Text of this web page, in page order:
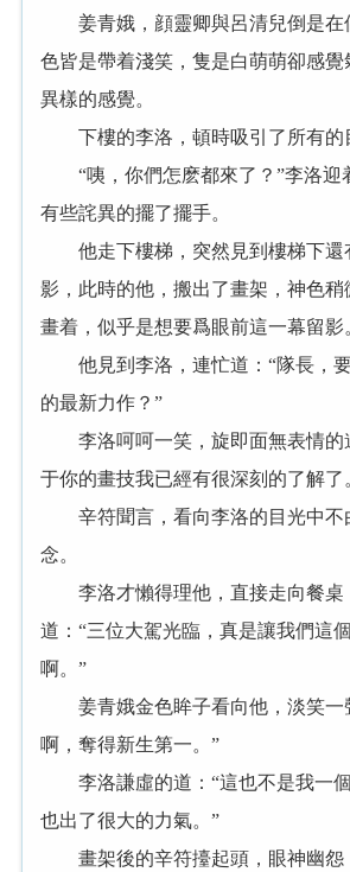
姜青娥，顔靈卿與呂清兒倒是在
色皆是帶着淺笑，隻是白萌萌卻感覺
異樣的感覺。
下樓的李洛，頓時吸引了所有的
“咦，你們怎麽都來了？”李洛迎
有些詫異的擺了擺手。
他走下樓梯，突然見到樓梯下還
影，此時的他，搬出了畫架，神色稍
畫着，似乎是想要爲眼前這一幕留影
他見到李洛，連忙道：“隊長，要
的最新力作？”
李洛呵呵一笑，旋即面無表情的
于你的畫技我已經有很深刻的了解了
辛符聞言，看向李洛的目光中不
念。
李洛才懶得理他，直接走向餐桌
道：“三位大駕光臨，真是讓我們這
啊。”
姜青娥金色眸子看向他，淡笑一
啊，奪得新生第一。”
李洛謙虛的道：“這也不是我一個
也出了很大的力氣。”
畫架後的辛符擡起頭，眼神幽怨